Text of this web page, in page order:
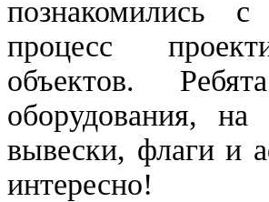
познакомились с
процесс
объектов.
оборудования, на
вывески, флаги и
интересно!